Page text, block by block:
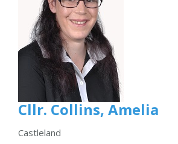
Cllr. Collins, Amelia
Castleland